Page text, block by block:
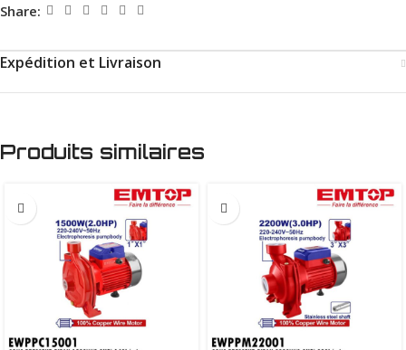
Share:
Expédition et Livraison
Produits similaires